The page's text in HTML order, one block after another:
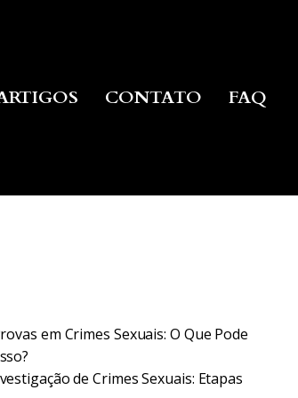
CONTATO FAQ
em Crimes Sexuais: O Que Pode
de Crimes Sexuais: Etapas